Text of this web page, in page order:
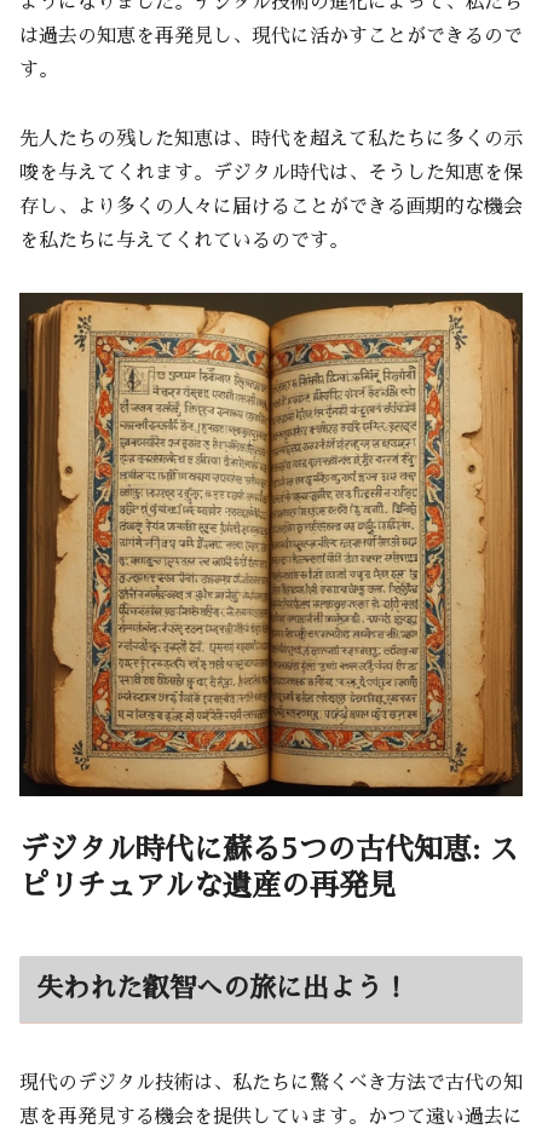
は過去の知恵を再発見し、現代に活かすことができるので
す。
先人たちの残した知恵は、時代を超えて私たちに多くの示
唆を与えてくれます。デジタル時代は、そうした知恵を保
存し、より多くの人々に届けることができる画期的な機会
を私たちに与えてくれているのです。
デジタル時代に蘇る5つの古代知恵: ス
ピリチュアルな遺産の再発見
失われた叡智への旅に出よう！
現代のデジタル技術は、私たちに驚くべき方法で古代の知
恵を再発見する機会を提供しています。かつて遠い過去に